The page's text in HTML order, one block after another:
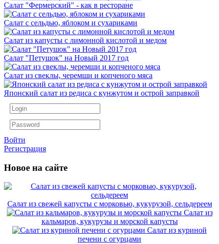
Салат "Фермерский" - как в ресторане
Салат с сельдью, яблоком и сухариками
Салат из капусты с лимонной кислотой и медом
Салат "Петушок" на Новый 2017 год
Салат из свеклы, черемши и копченого мяса
Японский салат из редиса с кунжутом и острой заправкой
Войти
Регистрация
Новое на сайте
Салат из свежей капусты с морковью, кукурузой, сельдереем
Салат из
кальмаров, кукурузы и морской капусты
Салат из куриной
печени с огурцами